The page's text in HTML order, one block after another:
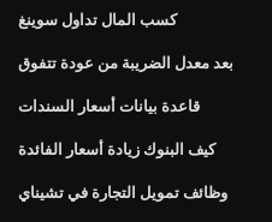
كسب المال تداول سوينغ
بعد معدل الضريبة من عودة تتفوق
قاعدة بيانات أسعار السندات
كيف البنوك زيادة أسعار الفائدة
وظائف تمويل التجارة في تشيناي